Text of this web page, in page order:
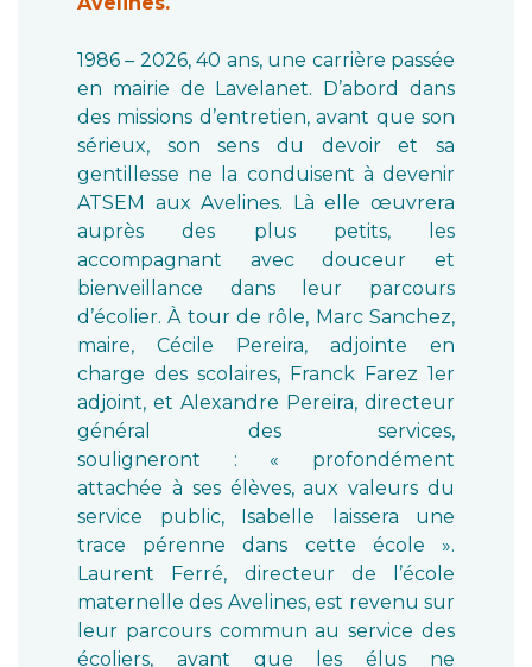
1986 – 2026, 40 ans, une carrière passée
en mairie de Lavelanet. D’abord dans
des missions d’entretien, avant que son
sérieux, son sens du devoir et sa
gentillesse ne la conduisent à devenir
ATSEM aux Avelines. Là elle œuvrera
auprès des plus petits, les
accompagnant avec douceur et
bienveillance dans leur parcours
d’écolier. À tour de rôle, Marc Sanchez,
maire, Cécile Pereira, adjointe en
charge des scolaires, Franck Farez 1er
adjoint, et Alexandre Pereira, directeur
général des services,
souligneront : « profondément
attachée à ses élèves, aux valeurs du
service public, Isabelle laissera une
trace pérenne dans cette école ».
Laurent Ferré, directeur de l’école
maternelle des Avelines, est revenu sur
leur parcours commun au service des
écoliers, avant que les élus ne